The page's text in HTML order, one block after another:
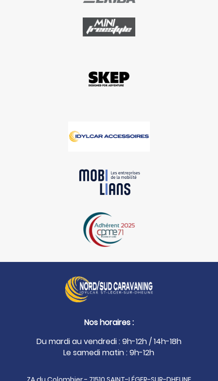
Nos horaires :
Du mardi au vendredi : 9h-12h / 14h-18h
Le samedi matin : 9h-12h